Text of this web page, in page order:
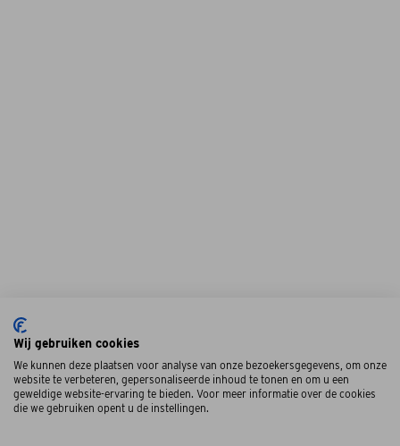
Wij gebruiken cookies
We kunnen deze plaatsen voor analyse van onze bezoekersgegevens, om onze
website te verbeteren, gepersonaliseerde inhoud te tonen en om u een
geweldige website-ervaring te bieden. Voor meer informatie over de cookies
die we gebruiken opent u de instellingen.